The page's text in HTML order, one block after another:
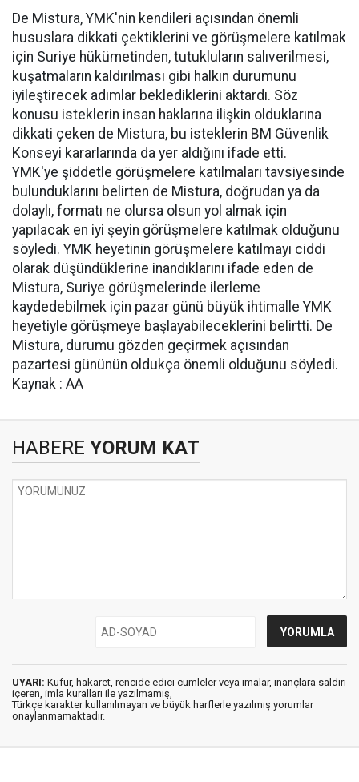
De Mistura, YMK'nin kendileri açısından önemli
hususlara dikkati çektiklerini ve görüşmelere katılmak
için Suriye hükümetinden, tutukluların salıverilmesi,
kuşatmaların kaldırılması gibi halkın durumunu
iyileştirecek adımlar beklediklerini aktardı. Söz
konusu isteklerin insan haklarına ilişkin olduklarına
dikkati çeken de Mistura, bu isteklerin BM Güvenlik
Konseyi kararlarında da yer aldığını ifade etti.
YMK'ye şiddetle görüşmelere katılmaları tavsiyesinde
bulunduklarını belirten de Mistura, doğrudan ya da
dolaylı, formatı ne olursa olsun yol almak için
yapılacak en iyi şeyin görüşmelere katılmak olduğunu
söyledi. YMK heyetinin görüşmelere katılmayı ciddi
olarak düşündüklerine inandıklarını ifade eden de
Mistura, Suriye görüşmelerinde ilerleme
kaydedebilmek için pazar günü büyük ihtimalle YMK
heyetiyle görüşmeye başlayabileceklerini belirtti. De
Mistura, durumu gözden geçirmek açısından
pazartesi gününün oldukça önemli olduğunu söyledi.
Kaynak : AA
HABERE YORUM KAT
UYARI: Küfür, hakaret, rencide edici cümleler veya imalar, inançlara saldırı
içeren, imla kuralları ile yazılmamış,
Türkçe karakter kullanılmayan ve büyük harflerle yazılmış yorumlar
onaylanmamaktadır.